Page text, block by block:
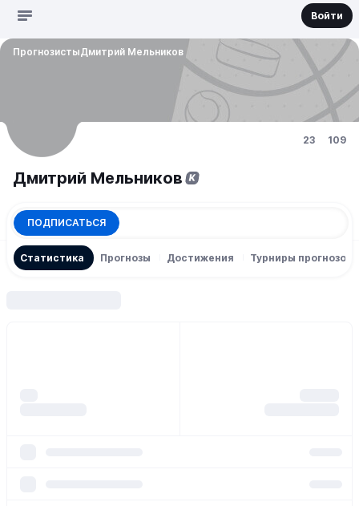
Войти
ПрогнозистыДмитрий Мельников
23 109
Дмитрий Мельников К
Статистика Прогнозы Достижения Турниры прогнозов